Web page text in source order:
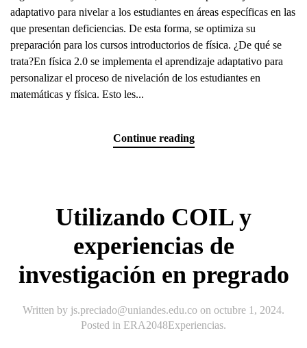
adaptativo para nivelar a los estudiantes en áreas específicas en las
que presentan deficiencias. De esta forma, se optimiza su
preparación para los cursos introductorios de física. ¿De qué se
trata?En física 2.0 se implementa el aprendizaje adaptativo para
personalizar el proceso de nivelación de los estudiantes en
matemáticas y física. Esto les...
Continue reading
Utilizando COIL y
experiencias de
investigación en pregrado
Written by js.preciado@uniandes.edu.co on octubre 1, 2024.
Posted in ERA2048Experiencias.